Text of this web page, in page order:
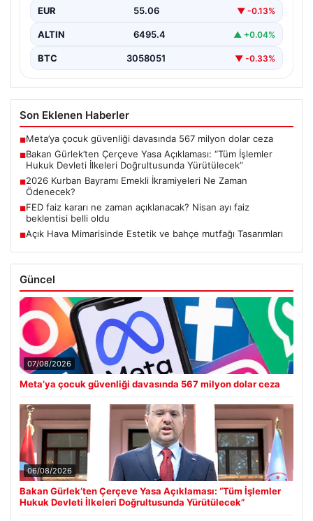
Adalet Bakanı Akın Gürlek, terörle mücadelede yeni bir
dönemi başlatacak çerçeve yasanın Meclis'te kabul…
EUR 55.06 ▼ -0.13%
ALTIN 6495.4 ▲ +0.04%
BTC 3058051 ▼ -0.33%
Son Eklenen Haberler
■Meta’ya çocuk güvenliği davasında 567 milyon dolar ceza
■Bakan Gürlek’ten Çerçeve Yasa Açıklaması: “Tüm İşlemler
Hukuk Devleti İlkeleri Doğrultusunda Yürütülecek”
■2026 Kurban Bayramı Emekli İkramiyeleri Ne Zaman
Ödenecek?
■FED faiz kararı ne zaman açıklanacak? Nisan ayı faiz
beklentisi belli oldu
■Açık Hava Mimarisinde Estetik ve bahçe mutfağı Tasarımları
Güncel
07/08/2026
Meta’ya çocuk güvenliği davasında 567 milyon dolar ceza
06/08/2026
Bakan Gürlek’ten Çerçeve Yasa Açıklaması: “Tüm İşlemler
Hukuk Devleti İlkeleri Doğrultusunda Yürütülecek”